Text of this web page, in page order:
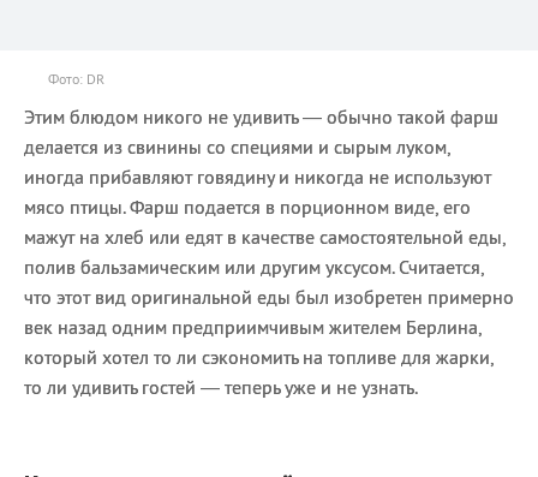
Фото: DR
Этим блюдом никого не удивить — обычно такой фарш
делается из свинины со специями и сырым луком,
иногда прибавляют говядину и никогда не используют
мясо птицы. Фарш подается в порционном виде, его
мажут на хлеб или едят в качестве самостоятельной еды,
полив бальзамическим или другим уксусом. Считается,
что этот вид оригинальной еды был изобретен примерно
век назад одним предприимчивым жителем Берлина,
который хотел то ли сэкономить на топливе для жарки,
то ли удивить гостей — теперь уже и не узнать.